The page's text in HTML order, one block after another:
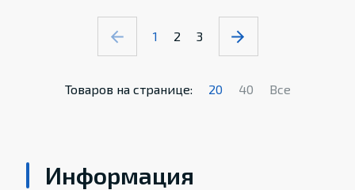
1 2 3
Товаров на странице: 20 40 Все
Информация